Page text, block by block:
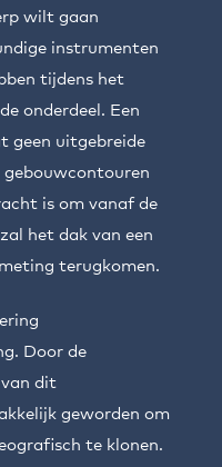
wilt gaan
instrumenten
tijdens het
onderdeel. Een
geen uitgebreide
gebouwcontouren
is om vanaf de
het dak van een
terugkomen.
Door de
dit
geworden om
te klonen.